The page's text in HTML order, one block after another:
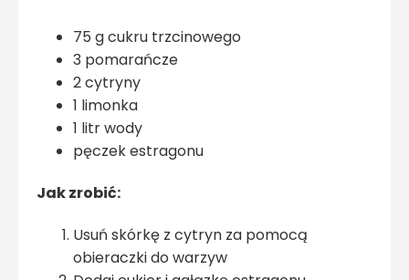
75 g cukru trzcinowego
3 pomarańcze
2 cytryny
1 limonka
1 litr wody
pęczek estragonu
Jak zrobić:
Usuń skórkę z cytryn za pomocą
obieraczki do warzyw